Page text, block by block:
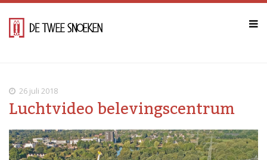
26 juli 2018
Luchtvideo belevingscentrum